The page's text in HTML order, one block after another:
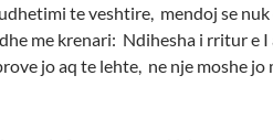
te veshtire, mendoj se nuk
me krenari: Ndihesha i rritur e I
jo aq te lehte, ne nje moshe jo